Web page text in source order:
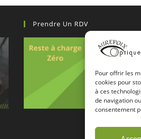
Pour offrir les
cookies pour
à ces
de navigation
consentement
Prendre Un RDV